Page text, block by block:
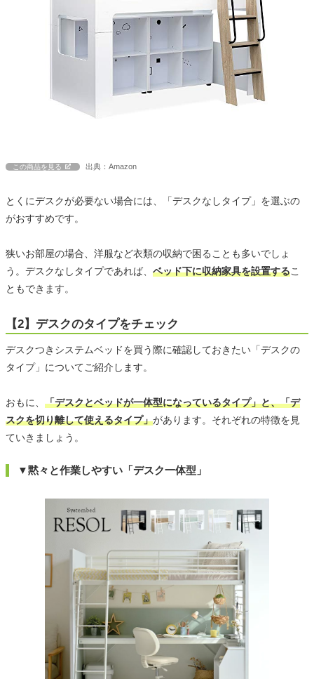
この商品を見る 出典：Amazon
とくにデスクが必要ない場合には、「デスクなしタイプ」を選ぶの
がおすすめです。
狭いお部屋の場合、洋服など衣類の収納で困ることも多いでしょ
う。デスクなしタイプであれば、 ベッド下に収納家具を設置するこ
ともできます。
【2】デスクのタイプをチェック
デスクつきシステムベッドを買う際に確認しておきたい「デスクの
タイプ」についてご紹介します。
おもに、 「デスクとベッドが一体型になっているタイプ」と、「デ
スクを切り離して使えるタイプ」があります。それぞれの特徴を見
ていきましょう。
▼黙々と作業しやすい「デスク一体型」